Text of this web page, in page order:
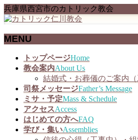
兵庫県西宮市のカトリック教会
MENU
トップページHome
教会案内About Us
結婚式・お葬儀のご案内（
司祭メッセージFather’s Message
ミサ・予定Mass & Schedule
アクセスAccess
はじめての方へFAQ
学び・集いAssemblies